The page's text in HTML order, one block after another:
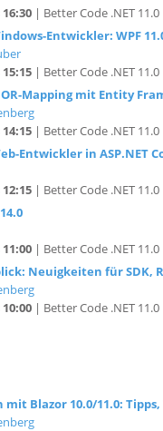
| Better Code .NET
Entwickler: WPF
| Better Code .NET
Mapping mit Entity
| Better Code .NET
Entwickler in ASP.NET
| Better Code .NET
| Better Code .NET
Neuigkeiten für SDK,
| Better Code .NET
Blazor 10.0/11.0: